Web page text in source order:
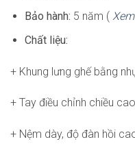
Bảo hành: 5 năm (
Chất liệu:
+ Khung lưng ghế bằng
+ Tay điều chỉnh chiều cao
+ Nệm dày, độ đàn hồi